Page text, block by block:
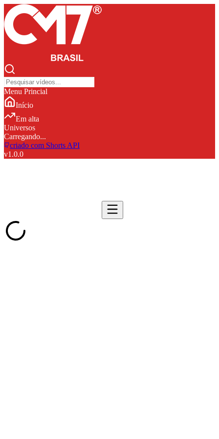
Menu Princial
Início
Em alta
Universos
Carregando...
criado com Shorts API
v1.0.0